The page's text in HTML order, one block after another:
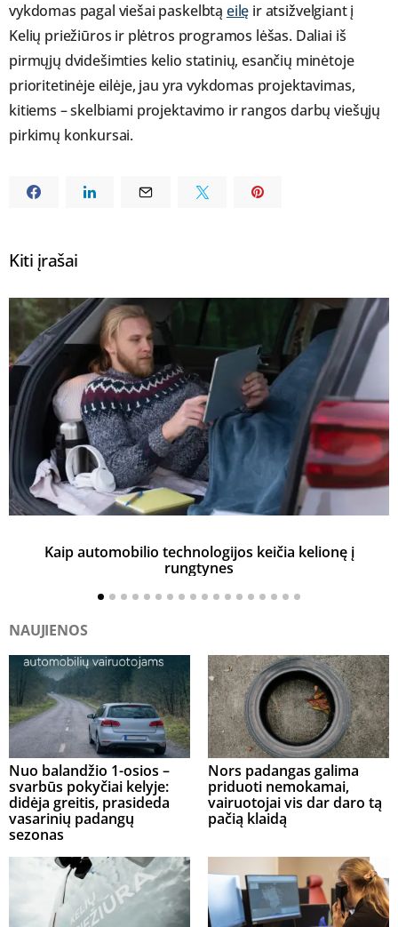
vykdomas pagal viešai paskelbtą eilę ir atsižvelgiant į
Kelių priežiūros ir plėtros programos lėšas. Daliai iš
pirmųjų dvidešimties kelio statinių, esančių minėtoje
prioritetinėje eilėje, jau yra vykdomas projektavimas,
kitiems – skelbiami projektavimo ir rangos darbų viešųjų
pirkimų konkursai.
Kiti įrašai
Kaip automobilio technologijos keičia kelionę į
rungtynes
NAUJIENOS
Nuo balandžio 1-osios –
svarbūs pokyčiai kelyje:
didėja greitis, prasideda
vasarinių padangų
sezonas
Nors padangas galima
priduoti nemokamai,
vairuotojai vis dar daro tą
pačią klaidą